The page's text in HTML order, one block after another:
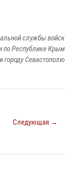
службы войск
по Республике Крым
и городу Севастополю
Следующая →